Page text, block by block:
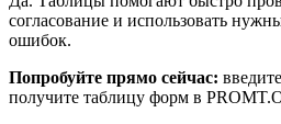
согласование и использовать
ошибок.
Попробуйте прямо сейчас:
получите таблицу форм в